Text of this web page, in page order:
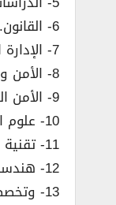
6- القانون.
7- الإدارة الرياضية.
8- الأمن والسلامة.
9- الأمن السيبراني.
10- علوم الحاسب.
11- تقنية المعلومات.
12- هندسة الحاسب.
13- وتخصصات أخري.